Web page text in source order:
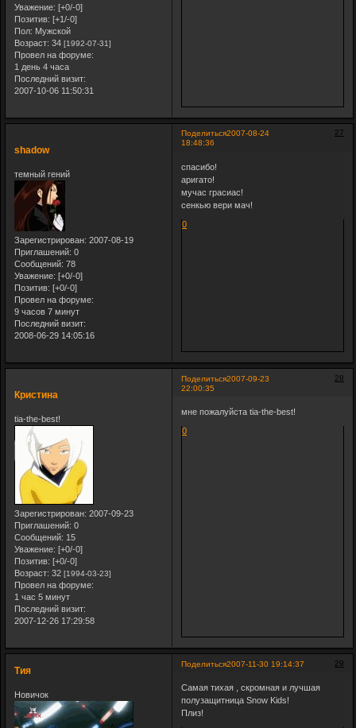
Уважение: [+0/-0]
Позитив: [+1/-0]
Пол: Мужской
Возраст: 34 [1992-07-31]
Провел на форуме:
1 день 4 часа
Последний визит:
2007-10-06 11:50:31
Поделиться 27
2007-08-24
18:48:36
shadow
темный гений
Зарегистрирован: 2007-08-19
Приглашений: 0
Сообщений: 78
Уважение: [+0/-0]
Позитив: [+0/-0]
Провел на форуме:
9 часов 7 минут
Последний визит:
2008-06-29 14:05:16
спасибо!
аригато!
мучас грасиас!
сенкью вери мач!
0
Поделиться 28
2007-09-23
22:00:35
Кристина
tia-the-best!
Зарегистрирован: 2007-09-23
Приглашений: 0
Сообщений: 15
Уважение: [+0/-0]
Позитив: [+0/-0]
Возраст: 32 [1994-03-23]
Провел на форуме:
1 час 5 минут
Последний визит:
2007-12-26 17:29:58
мне пожалуйста tia-the-best!
0
Поделиться 29
2007-11-30 19:14:37
Тия
Новичок
Самая тихая , скромная и лучшая
полузащитница Snow Kids!
Плиз!